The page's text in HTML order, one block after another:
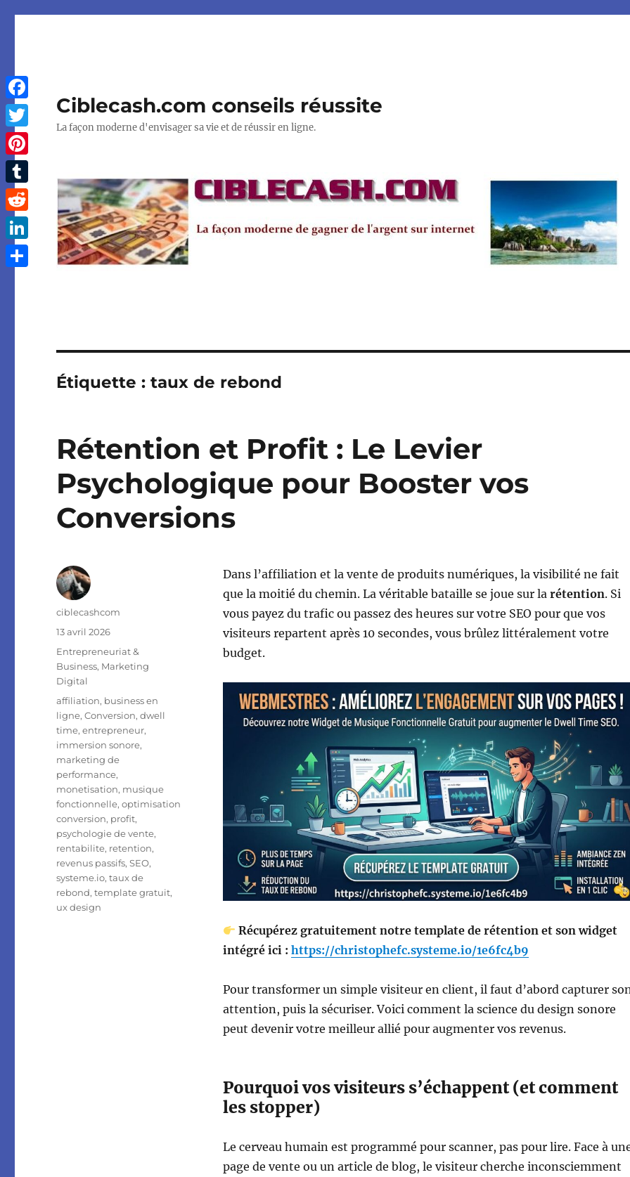
Ciblecash.com conseils réussite
La façon moderne d'envisager sa vie et de réussir en ligne.
Étiquette :taux de rebond
Rétention et Profit : Le Levier
Psychologique pour Booster vos
Conversions
Dans l’affiliation et la vente de produits numériques, la visibilité ne fait
que la moitié du chemin. La véritable bataille se joue sur la rétention. Si
vous payez du trafic ou passez des heures sur votre SEO pour que vos
visiteurs repartent après 10 secondes, vous brûlez littéralement votre
budget.
Récupérez gratuitement notre template de rétention et son widget
intégré ici : https://christophefc.systeme.io/1e6fc4b9
Pour transformer un simple visiteur en client, il faut d’abord capturer
attention, puis la sécuriser. Voici comment la science du design sonore
peut devenir votre meilleur allié pour augmenter vos revenus.
Pourquoi vos visiteurs s’échappent (et comment
les stopper)
Le cerveau humain est programmé pour scanner, pas pour lire. Face à
page de vente ou un article de blog, le visiteur cherche inconsciemment
Auteur
ciblecashcom
Publié
13 avril 2026
Catégories
Entrepreneuriat &
Business, Marketing
Digital
Étiquettes
affiliation, business en
ligne,Conversion,dwell
time,entrepreneur,
immersion sonore,
marketing de
performance,
monetisation, musique
fonctionnelle,optimisation
conversion, profit,
psychologie de vente,
rentabilite, retention,
revenus passifs,SEO,
systeme.io,taux de
rebond,template gratuit,
ux design
Facebook
Twitter
Pinterest
Tumblr
Reddit
LinkedIn